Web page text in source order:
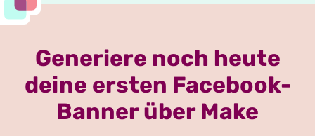
Generiere noch heute
deine ersten Facebook-
Banner über Make